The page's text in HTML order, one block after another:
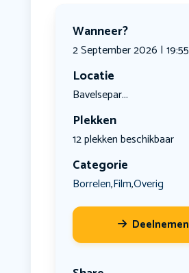
Wanneer?
2 September 2026 | 19:55
Locatie
Bavelsepar...
Plekken
12 plekken beschikbaar
Categorie
Borrelen,Film,Overig
Deelnemen